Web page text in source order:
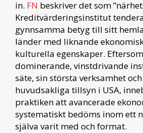
in. FN beskriver det som
Kreditvärderingsinstitut
gynnsamma betyg till sitt
länder med liknande
kulturella egenskaper.
dominerande, vinstdrivande
säte, sin största verksamhet
huvudsakliga tillsyn i USA,
praktiken att avancerade
systematiskt bedöms inom ett
själva varit med och format.